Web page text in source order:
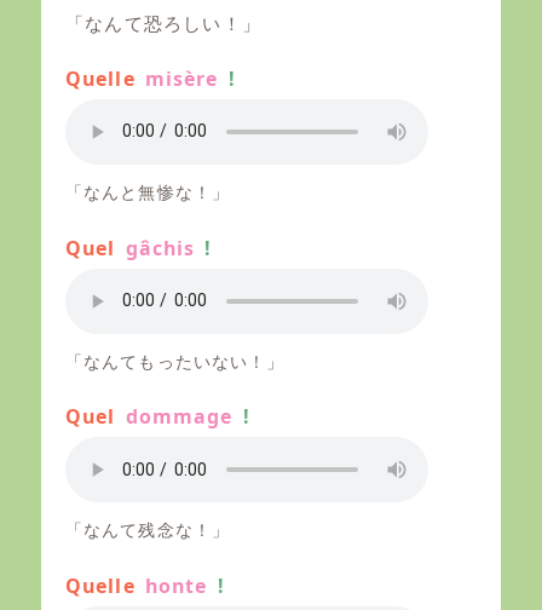
「なんて恐ろしい！」
Quelle misère !
「なんと無惨な！」
Quel gâchis !
「なんてもったいない！」
Quel dommage !
「なんて残念な！」
Quelle honte !